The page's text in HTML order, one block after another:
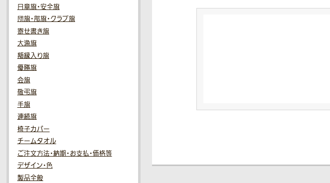
日章旗・安全旗
団旗・部旗・クラブ旗
寄せ書き旗
大漁旗
額縁入り旗
優勝旗
会旗
敬弔旗
手旗
連続旗
椅子カバー
チームタオル
ご注文方法・納期・お支払・価格等
デザイン・色
製品全般